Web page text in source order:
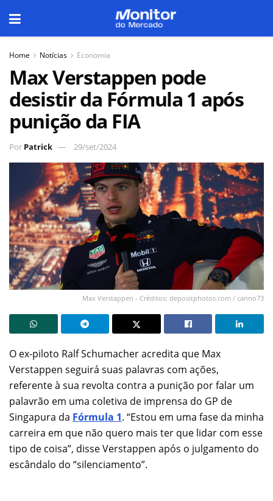
Home Notícias Economia
Max Verstappen pode
desistir da Fórmula 1 após
punição da FIA
Por Patrick 29/set/2024
Max Verstappen - Créditos: depositphotos.com / canno73
O ex-piloto Ralf Schumacher acredita que Max
Verstappen seguirá suas palavras com ações,
referente à sua revolta contra a punição por falar um
palavrão em uma coletiva de imprensa do GP de
Singapura da Fórmula 1. “Estou em uma fase da minha
carreira em que não quero mais ter que lidar com esse
tipo de coisa”, disse Verstappen após o julgamento do
escândalo do “silenciamento”.